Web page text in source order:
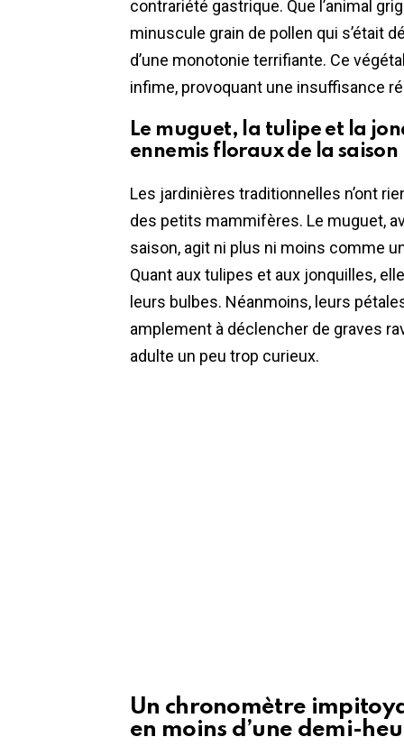
contrariété gastrique. Que l’animal
minuscule grain de pollen qui s’était
d’une monotonie terrifiante. Ce
infime, provoquant une insuffisance
Le muguet, la tulipe et la
ennemis floraux de la saison
Les jardinières traditionnelles n’ont
des petits mammifères. Le muguet,
saison, agit ni plus ni moins comme
Quant aux tulipes et aux jonquilles,
leurs bulbes. Néanmoins, leurs
amplement à déclencher de graves
adulte un peu trop curieux.
Un chronomètre
en moins d’une demi-